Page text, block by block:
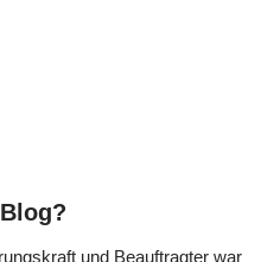
und Beauf­trag­ter war